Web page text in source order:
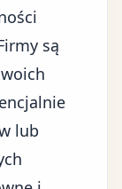
są
lub